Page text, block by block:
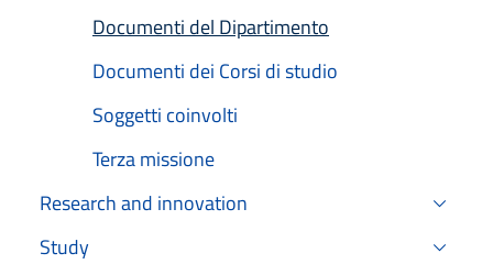
Documenti del Dipartimento
Documenti dei Corsi di studio
Soggetti coinvolti
Terza missione
Research and innovation
Study